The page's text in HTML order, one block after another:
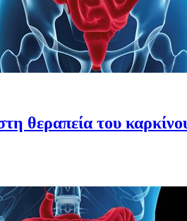
θεραπεία του